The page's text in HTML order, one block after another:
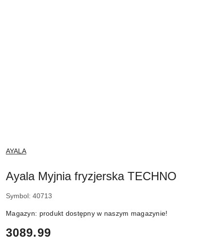
NAZWA
PRODUCENTA:
AYALA
Ayala Myjnia fryzjerska TECHNO
Symbol: 40713
Magazyn: produkt dostępny w naszym magazynie!
cena:
3089.99